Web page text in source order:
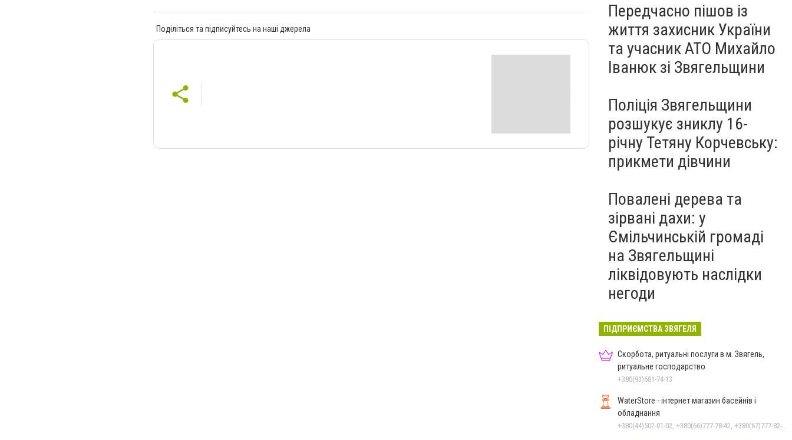
Поділіться та підписуйтесь на наші джерела
Передчасно пішов із
життя захисник України
та учасник АТО Михайло
Іванюк зі Звягельщини
Поліція Звягельщини
розшукує зниклу 16-
річну Тетяну Корчевську:
прикмети дівчини
Повалені дерева та
зірвані дахи: у
Ємільчинській громаді
на Звягельщині
ліквідовують наслідки
негоди
ПІДПРИЄМСТВА ЗВЯГЕЛЯ
Скорбота, ритуальні послуги в м. Звягель,
ритуальне господарство
+380(93)681-74-13
WaterStore - інтернет магазин басейнів і
обладнання
+380(44)502-01-02, +380(66)777-78-42, +380(67)777-82-19, +380(67)890-80-80, +380(73)890-80-80, +380(44)502-01-03